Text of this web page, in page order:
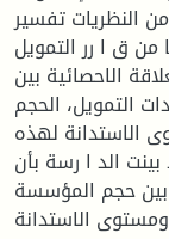
النظریات تفسیر
ق ا رر التمویل.
الاحصائیة بین
التمویل، الحجم
الاستدانة لهذه
الد ا رسة بأن
بین حجم المؤسسة
ومستوى الاستدانة